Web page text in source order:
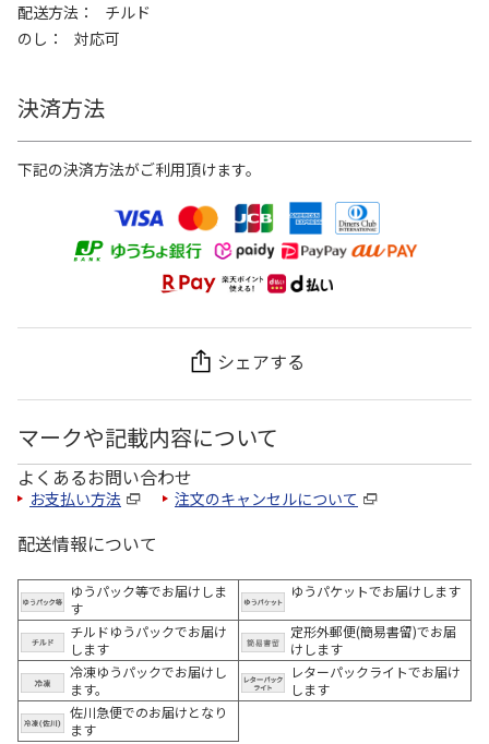
配送方法
チルド
のし
対応可
決済方法
下記の決済方法がご利用頂けます。
シェアする
マークや記載内容について
よくあるお問い合わせ
お支払い方法 注文のキャンセルについて
配送情報について
ゆうパック等でお届けしま
す
ゆうパケットでお届けします
チルドゆうパックでお届け
します
定形外郵便(簡易書留)でお届
けします
冷凍ゆうパックでお届けし
ます。
レターパックライトでお届け
します
佐川急便でのお届けとなり
ます